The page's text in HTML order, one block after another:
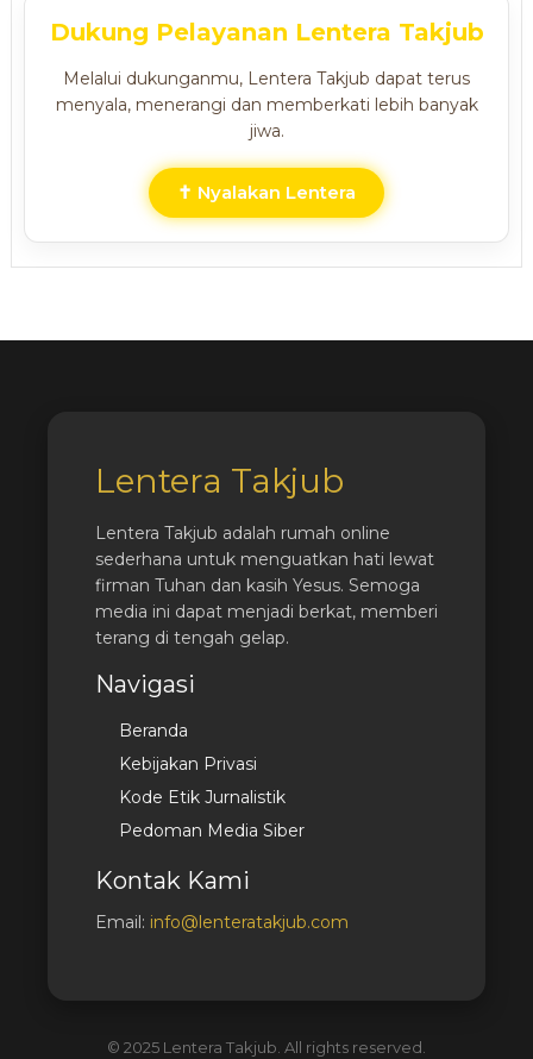
Dukung Pelayanan Lentera Takjub
Melalui dukunganmu, Lentera Takjub dapat terus
menyala, menerangi dan memberkati lebih banyak
jiwa.
✝ Nyalakan Lentera
Lentera Takjub
Lentera Takjub adalah rumah online
sederhana untuk menguatkan hati lewat
firman Tuhan dan kasih Yesus. Semoga
media ini dapat menjadi berkat, memberi
terang di tengah gelap.
Navigasi
Beranda
Kebijakan Privasi
Kode Etik Jurnalistik
Pedoman Media Siber
Kontak Kami
Email: info@lenteratakjub.com
© 2025 Lentera Takjub. All rights reserved.